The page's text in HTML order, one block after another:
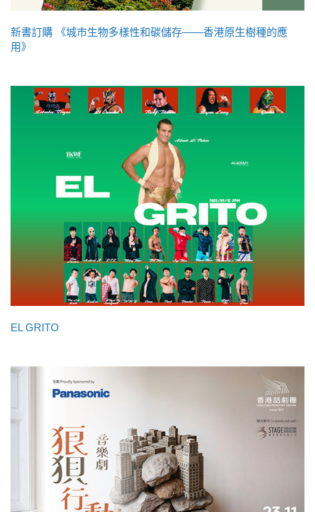
新書訂購 《城市生物多樣性和碳儲存——香港原生樹種的應
用》
EL GRITO